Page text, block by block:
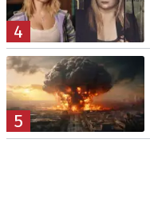
4
5